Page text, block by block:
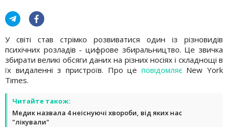
У світі став стрімко розвиватися один із різновидів
психічних розладів - цифрове збиральництво. Це звичка
збирати великі обсяги даних на різних носіях і складнощі в
їх видаленні з пристроїв. Про це повідомляєNew York
Times.
Читайте також:
Медик назвала 4 неіснуючі хвороби, від яких нас
"лікували"